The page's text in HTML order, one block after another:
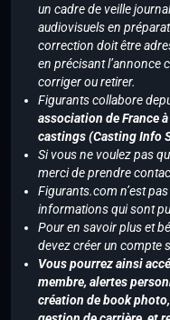
un cadre de veille
audiovisuels en
correction doit être
en précisant l’annonce
corriger ou retirer.
Figurants collabore
association de France
castings (Casting Info
Si vous ne voulez pas
merci de prendre
Figurants.com n’est
informations qui sont
Pour en savoir plus et
devez créer un compte
Vous pourrez ainsi
membre, alertes
création de book